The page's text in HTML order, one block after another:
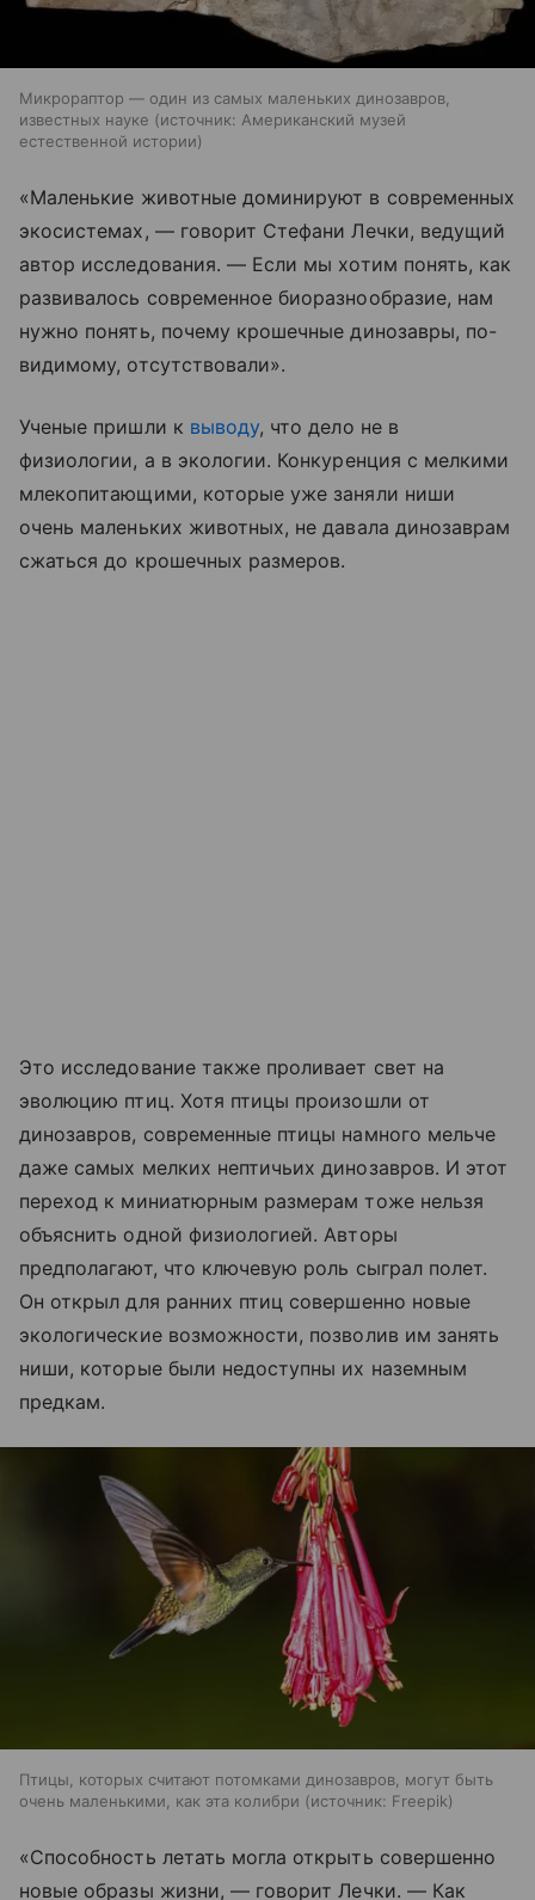
Микрораптор — один из самых маленьких динозавров,
известных науке
источник: Американский музей
естественной истории
«Маленькие животные доминируют в современных
экосистемах, — говорит Стефани Лечки, ведущий
автор исследования. — Если мы хотим понять, как
развивалось современное биоразнообразие, нам
нужно понять, почему крошечные динозавры, по-
видимому, отсутствовали».
Ученые пришли к выводу, что дело не в
физиологии, а в экологии. Конкуренция с мелкими
млекопитающими, которые уже заняли ниши
очень маленьких животных, не давала динозаврам
сжаться до крошечных размеров.
Это исследование также проливает свет на
эволюцию птиц. Хотя птицы произошли от
динозавров, современные птицы намного мельче
даже самых мелких нептичьих динозавров. И этот
переход к миниатюрным размерам тоже нельзя
объяснить одной физиологией. Авторы
предполагают, что ключевую роль сыграл полет.
Он открыл для ранних птиц совершенно новые
экологические возможности, позволив им занять
ниши, которые были недоступны их наземным
предкам.
Птицы, которых считают потомками динозавров, могут быть
очень маленькими, как эта колибри
источник: Freepik
«Способность летать могла открыть совершенно
новые образы жизни, — говорит Лечки. — Как